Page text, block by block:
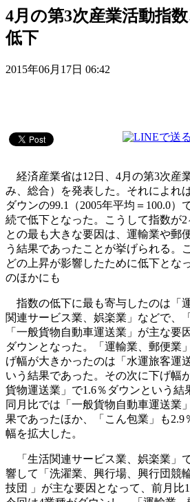
4月の第3次産業活動指
低下
2015年06月17日 06:42
経済産業省は12日、4月の第3次産
み、総合）を発表した。それによれ
ダウンの99.1（2005年平均＝100.0）
続で低下となった。こうして指数が
との最も大きな要因は、運輸業や郵
う結果であったことが挙げられる。
どの上昇が影響したために低下とな
のほかにも
指数の低下に最も寄与したのは「
関連サービス業、娯楽業」などで、
「一般貨物自動車運送業」が主な要
ダウンとなった。「運輸業、郵便業
げ幅が大きかったのは「水運旅客運
いう結果であった。その次に下げ幅
貨物運送業」で1.6％ダウンという結
同月比では「一般貨物自動車運送業
果であったほか、「こん包業」も2.9
幅を拡大した。
「生活関連サービス業、娯楽業」
響して「洗濯業、興行場、興行団競
技団 」が主な要因となって、前月比